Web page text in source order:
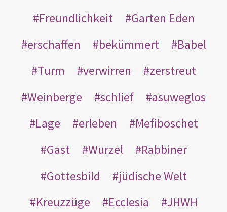
Freundlichkeit
Garten Eden
erschaffen
bekümmert
Babel
Turm
verwirren
zerstreut
Weinberge
schlief
asuweglos
Lage
erleben
Mefiboschet
Gast
Wurzel
Rabbiner
Gottesbild
jüdische Welt
Kreuzzüge
Ecclesia
JHWH